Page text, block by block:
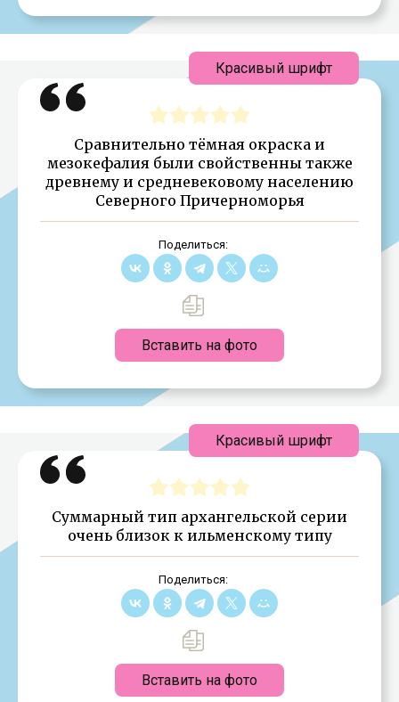
Сравнительно тёмная окраска и
мезокефалия были свойственны также
древнему и средневековому населению
Северного Причерноморья
Поделиться:
Вставить на фото
Красивый шрифт
Суммарный тип архангельской серии
очень близок к ильменскому типу
Поделиться:
Вставить на фото
Красивый шрифт